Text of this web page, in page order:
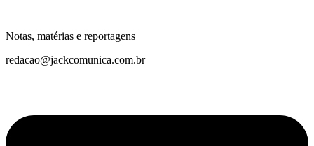
Notas, matérias e reportagens
redacao@jackcomunica.com.br